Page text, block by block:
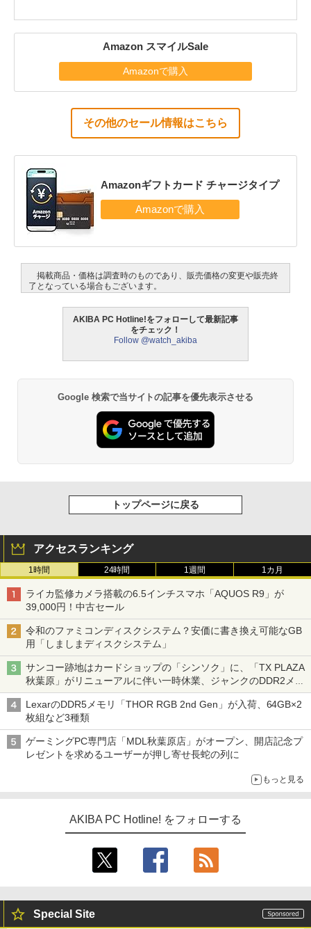
Amazon スマイルSale
Amazonで購入
その他のセール情報はこちら
Amazonギフトカード チャージタイプ
掲載商品・価格は調査時のものであり、販売価格の変更や販売終
了となっている場合もございます。
AKIBA PC Hotline!をフォローして最新記事
をチェック！
Follow @watch_akiba
Google 検索で当サイトの記事を優先表示させる
トップページに戻る
アクセスランキング
1時間 24時間 1週間 1カ月
ライカ監修カメラ搭載の6.5インチスマホ「AQUOS R9」が
39,000円！中古セール
令和のファミコンディスクシステム？安価に書き換え可能なGB
用「しましまディスクシステム」
サンコー跡地はカードショップの「シンソク」に、「TX PLAZA
秋葉原」がリニューアルに伴い一時休業、ジャンクのDDR2メモ
リが100円で販売など～ 最近の秋葉原 ～
LexarのDDR5メモリ「THOR RGB 2nd Gen」が入荷、64GB×2
枚組など3種類
ゲーミングPC専門店「MDL秋葉原店」がオープン、開店記念プ
レゼントを求めるユーザーが押し寄せ長蛇の列に
もっと見る
AKIBA PC Hotline! をフォローする
Special Site